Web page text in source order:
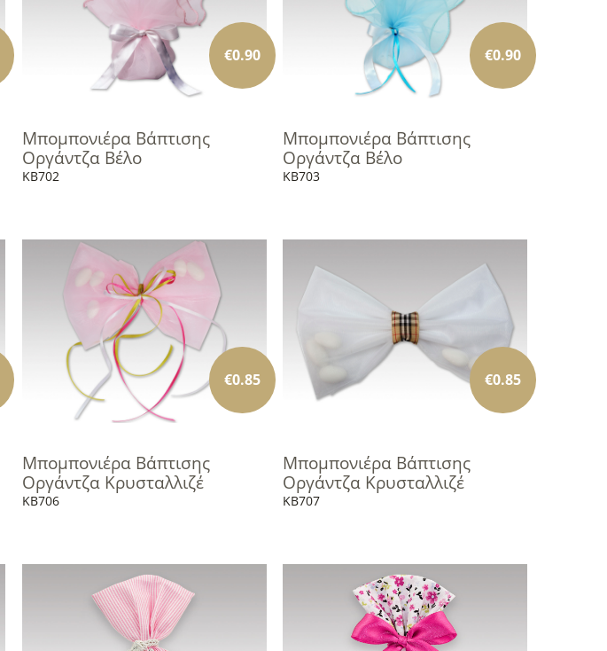
Μπομπονιέρα Βάπτισης
Οργάντζα Βέλο
KB702
€0.90
Μπομπονιέρα Βάπτισης
Οργάντζα Βέλο
KB703
€0.90
Μπομπονιέρα Βάπτισης
Οργάντζα Κρυσταλλιζέ
KB706
€0.85
Μπομπονιέρα Βάπτισης
Οργάντζα Κρυσταλλιζέ
KB707
€0.85